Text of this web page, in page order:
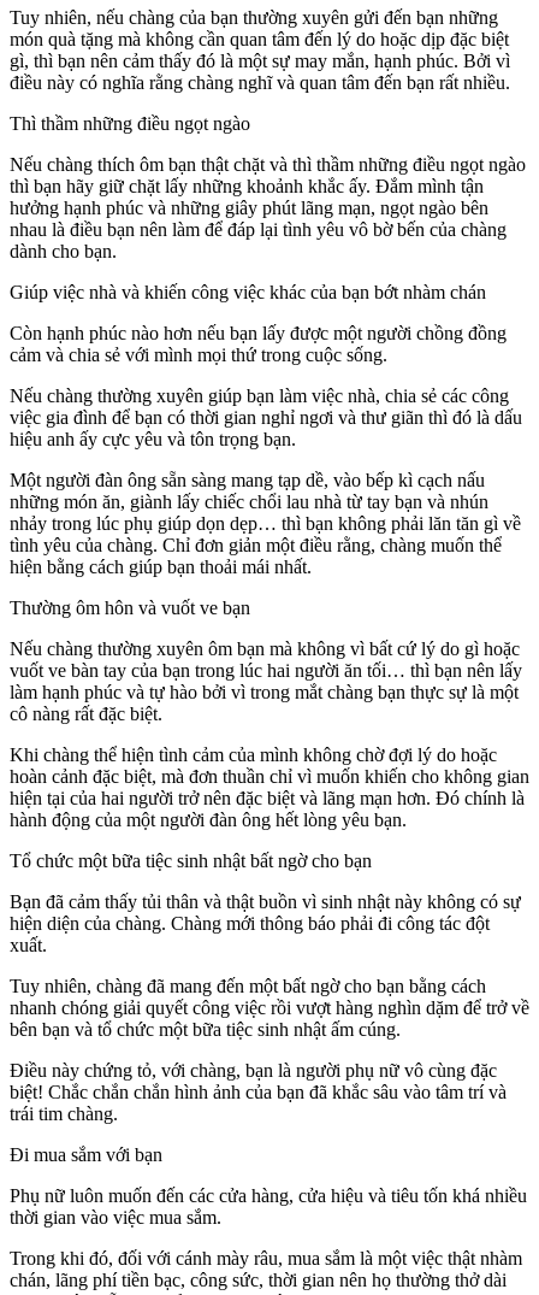
Tuy nhiên, nếu chàng của bạn thường xuyên gửi đến bạn những
món quà tặng mà không cần quan tâm đến lý do hoặc dịp đặc biệt
gì, thì bạn nên cảm thấy đó là một sự may mắn, hạnh phúc. Bởi vì
điều này có nghĩa rằng chàng nghĩ và quan tâm đến bạn rất nhiều.
Thì thầm những điều ngọt ngào
Nếu chàng thích ôm bạn thật chặt và thì thầm những điều ngọt ngào
thì bạn hãy giữ chặt lấy những khoảnh khắc ấy. Đắm mình tận
hưởng hạnh phúc và những giây phút lãng mạn, ngọt ngào bên
nhau là điều bạn nên làm để đáp lại tình yêu vô bờ bến của chàng
dành cho bạn.
Giúp việc nhà và khiến công việc khác của bạn bớt nhàm chán
Còn hạnh phúc nào hơn nếu bạn lấy được một người chồng đồng
cảm và chia sẻ với mình mọi thứ trong cuộc sống.
Nếu chàng thường xuyên giúp bạn làm việc nhà, chia sẻ các công
việc gia đình để bạn có thời gian nghỉ ngơi và thư giãn thì đó là dấu
hiệu anh ấy cực yêu và tôn trọng bạn.
Một người đàn ông sẵn sàng mang tạp dề, vào bếp kì cạch nấu
những món ăn, giành lấy chiếc chổi lau nhà từ tay bạn và nhún
nhảy trong lúc phụ giúp dọn dẹp… thì bạn không phải lăn tăn gì về
tình yêu của chàng. Chỉ đơn giản một điều rằng, chàng muốn thể
hiện bằng cách giúp bạn thoải mái nhất.
Thường ôm hôn và vuốt ve bạn
Nếu chàng thường xuyên ôm bạn mà không vì bất cứ lý do gì hoặc
vuốt ve bàn tay của bạn trong lúc hai người ăn tối… thì bạn nên lấy
làm hạnh phúc và tự hào bởi vì trong mắt chàng bạn thực sự là một
cô nàng rất đặc biệt.
Khi chàng thể hiện tình cảm của mình không chờ đợi lý do hoặc
hoàn cảnh đặc biệt, mà đơn thuần chỉ vì muốn khiến cho không gian
hiện tại của hai người trở nên đặc biệt và lãng mạn hơn. Đó chính là
hành động của một người đàn ông hết lòng yêu bạn.
Tổ chức một bữa tiệc sinh nhật bất ngờ cho bạn
Bạn đã cảm thấy tủi thân và thật buồn vì sinh nhật này không có sự
hiện diện của chàng. Chàng mới thông báo phải đi công tác đột
xuất.
Tuy nhiên, chàng đã mang đến một bất ngờ cho bạn bằng cách
nhanh chóng giải quyết công việc rồi vượt hàng nghìn dặm để trở về
bên bạn và tổ chức một bữa tiệc sinh nhật ấm cúng.
Điều này chứng tỏ, với chàng, bạn là người phụ nữ vô cùng đặc
biệt! Chắc chắn chắn hình ảnh của bạn đã khắc sâu vào tâm trí và
trái tim chàng.
Đi mua sắm với bạn
Phụ nữ luôn muốn đến các cửa hàng, cửa hiệu và tiêu tốn khá nhiều
thời gian vào việc mua sắm.
Trong khi đó, đối với cánh mày râu, mua sắm là một việc thật nhàm
chán, lãng phí tiền bạc, công sức, thời gian nên họ thường thở dài